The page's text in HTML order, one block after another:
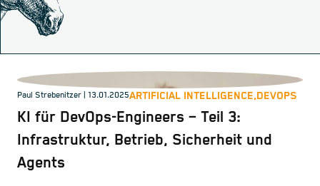
Paul Strebenitzer | 13.01.2025ARTIFICIAL INTELLIGENCE,DEVOPS
KI für DevOps-Engineers – Teil 3:
Infrastruktur, Betrieb, Sicherheit und
Agents